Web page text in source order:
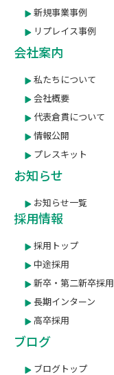
新規事業事例
リプレイス事例
会社案内
私たちについて
会社概要
代表倉貫について
情報公開
プレスキット
お知らせ
お知らせ一覧
採用情報
採用トップ
中途採用
新卒・第二新卒採用
長期インターン
高卒採用
ブログ
ブログトップ